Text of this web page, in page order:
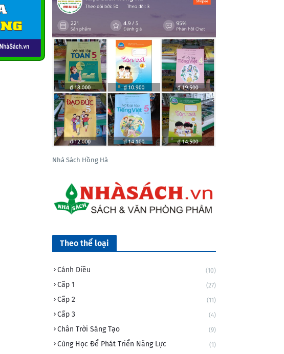
Nhà Sách Hồng Hà
Theo thể loại
Cánh Diều (10)
Cấp 1 (27)
Cấp 2 (11)
Cấp 3 (4)
Chân Trời Sáng Tạo (9)
Cùng Học Để Phát Triển Năng Lực (1)